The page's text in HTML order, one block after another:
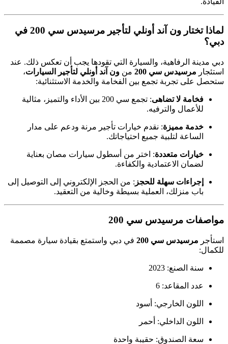
لماذا تختار ون آند أونلي لتأجير مرسيدس سي 200 في
دبي؟
دبي مدينة الرفاهية، والسيارة التي تقودها يجب أن تعكس ذلك. عند
استئجار مرسيدس سي 200 من ون آند أونلي لتأجير السيارات،
ستحصل على تجربة تجمع بين الفخامة والخدمة الاستثنائية:
فخامة لا تضاهى
: تجمع سي 200 بين الأداء والتميز، مثالية
للأعمال والترفيه.
خدمة مميزة: نقدم خيارات تأجير مرنة ودعم على مدار
الساعة لتلبية جميع احتياجاتك.
خيارات متعددة: اختر من أسطول سيارات مصان بعناية
لضمان الاعتمادية والكفاءة.
إجراءات سهلة للحجز : من الحجز الإلكتروني إلى التوصيل إلى
باب منزلك، العملية بسيطة وخالية من التعقيد.
مواصفات مرسيدس سي 200
استأجر مرسيدس سي 200
في دبي واستمتع بقيادة سيارة مصممة
للكمال:
سنة الصنع: 2023
عدد المقاعد: 6
اللون الخارجي: أسود
اللون الداخلي: أحمر
سعة الصندوق: حقيبة واحدة